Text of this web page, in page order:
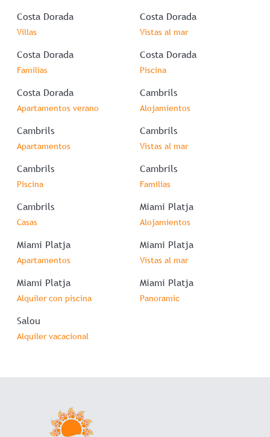
Costa Dorada
Villas
Costa Dorada
Vistas al mar
Costa Dorada
Familias
Costa Dorada
Piscina
Costa Dorada
Apartamentos verano
Cambrils
Alojamientos
Cambrils
Apartamentos
Cambrils
Vistas al mar
Cambrils
Piscina
Cambrils
Familias
Cambrils
Casas
Miami Platja
Alojamientos
Miami Platja
Apartamentos
Miami Platja
Vistas al mar
Miami Platja
Alquiler con piscina
Miami Platja
Panoramic
Salou
Alquiler vacacional